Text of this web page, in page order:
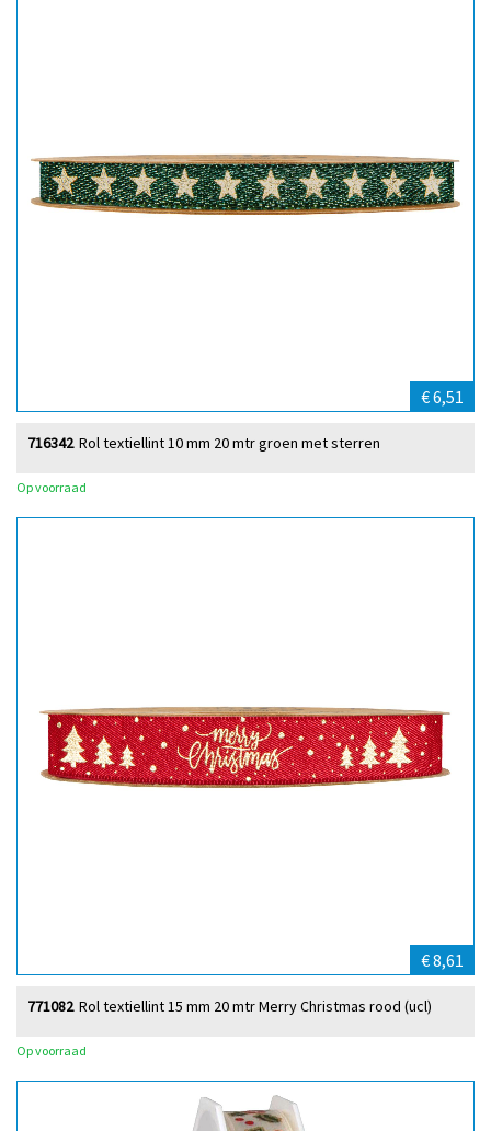
€ 6,51
Rol textiellint 10 mm 20 mtr groen met sterren
716342
Op voorraad
€ 8,61
Rol textiellint 15 mm 20 mtr Merry Christmas rood (ucl)
771082
Op voorraad